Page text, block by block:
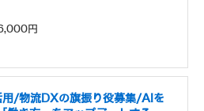
円
/物流DXの旗振り役募集/AIを